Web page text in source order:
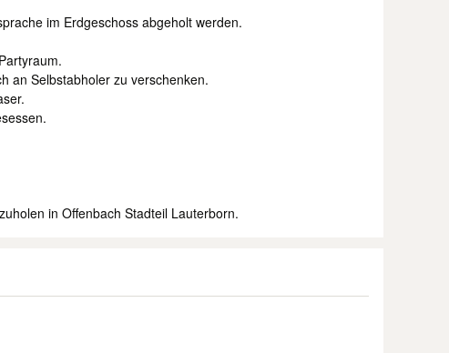
im Erdgeschoss abgeholt werden.
an Selbstabholer zu verschenken.
in Offenbach Stadteil Lauterborn.